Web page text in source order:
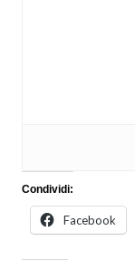
Condividi:
Facebook